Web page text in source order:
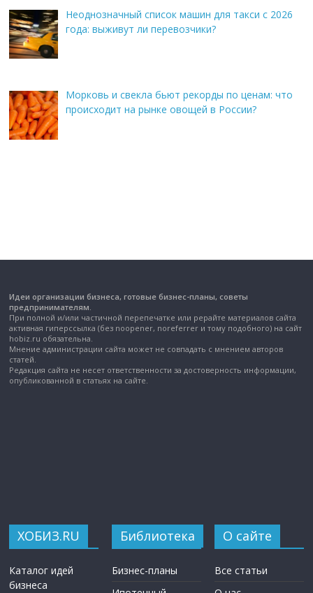
Неоднозначный список машин для такси с 2026
года: выживут ли перевозчики?
Морковь и свекла бьют рекорды по ценам: что
происходит на рынке овощей в России?
Идеи организации бизнеса, готовые бизнес-планы, советы
предпринимателям.
При полной и/или частичной перепечатке или рерайте материалов сайта
активная гиперссылка (без noopener, noreferrer и тому подобного) на сайт
hobiz.ru обязательна.
Мнение администрации сайта может не совпадать с мнением авторов
статей.
Редакция сайта не несет ответственности за достоверность информации,
опубликованной в статьях на сайте.
ХОБИЗ.RU
Каталог идей
бизнеса
Библиотека
Бизнес-планы
О сайте
Все статьи